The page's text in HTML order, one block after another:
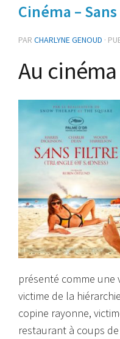
Cinéma –
PAR CHARLYNE GENOUD ·
Au
présenté comme une
victime de la
copine rayonne,
restaurant à coups de